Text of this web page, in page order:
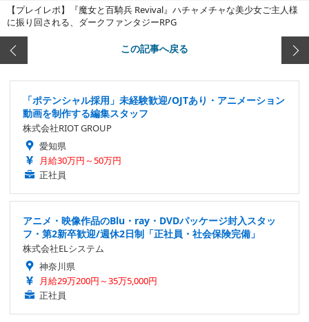
【プレイレポ】『魔女と百騎兵 Revival』ハチャメチャな美少女ご主人様
に振り回される、ダークファンタジーRPG
この記事へ戻る
「ポテンシャル採用」未経験歓迎/OJTあり・アニメーション
動画を制作する編集スタッフ
株式会社RIOT GROUP
愛知県
月給30万円～50万円
正社員
アニメ・映像作品のBlu・ray・DVDパッケージ封入スタッ
フ・第2新卒歓迎/週休2日制「正社員・社会保険完備」
株式会社ELシステム
神奈川県
月給29万200円～35万5,000円
正社員